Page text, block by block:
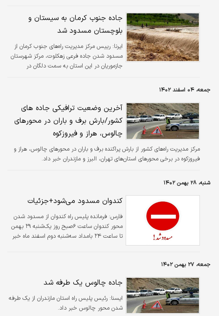
جاده جنوب کرمان به سیستان و
بلوچستان مسدود شد
ایرنا:
رییس مرکز مدیریت راه‌های جنوب کرمان از
مسدود شدن جاده فرعی زهکلوت، مرکز شهرستان
جازموریان در این استان به سمت دلگان در
جمعه، ۰۴ اسفند ۱۴۰۲
آخرین وضعیت ترافیکی جاده های
کشور/بارش برف و باران در محورهای
چالوس، هراز و فیروزکوه
مرکز مدیریت راه‌های کشور از بارش پراکنده برف و باران در محورهای چالوس، هراز و
فیروزکوه در برخی محورهای استان‌های تهران، البرز و مازندران خبر داد.
شنبه، ۲۸ بهمن ۱۴۰۲
کندوان مسدود می‌شود+جزئیات
فارس: فرمانده پلیس راه کندوان از مسدود شدن
محور کندوان ساعت ۶صبح روز یک‌شنبه ۲۹ بهمن
تا ساعت ۲۴ بامداد سه‌شنبه دوم اسفند ماه خبر
جمعه، ۲۷ بهمن ۱۴۰۲
جاده چالوس یک‌ طرفه شد
ایسنا: رئیس پلیس راه استان مازندران از یک طرفه
شدن محور چالوس خبر داد.